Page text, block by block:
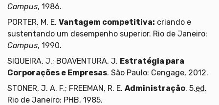
Campus, 1986.
PORTER, M. E. Vantagem competitiva: criando e
sustentando um desempenho superior. Rio de Janeiro:
Campus, 1990.
SIQUEIRA, J.; BOAVENTURA, J. Estratégia para
Corporações e Empresas. São Paulo: Cengage, 2012.
STONER, J. A. F.; FREEMAN, R. E. Administração. 5.ed.
Rio de Janeiro: PHB, 1985.